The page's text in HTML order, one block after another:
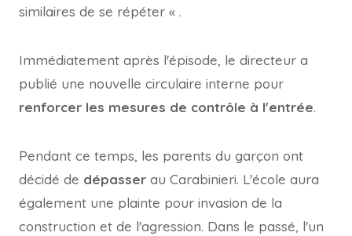
similaires de se répéter « .
Immédiatement après l'épisode, le directeur a
publié une nouvelle circulaire interne pour
renforcer les mesures de contrôle à l'entrée.
Pendant ce temps, les parents du garçon ont
décidé de dépasser au Carabinieri. L'école aura
également une plainte pour invasion de la
construction et de l'agression. Dans le passé, l'un